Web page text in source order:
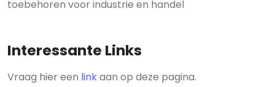
toebehoren voor industrie en handel
Interessante Links
Vraag hier een linkaan op deze pagina.